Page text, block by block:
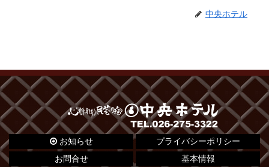
中央ホテル
お知らせ
プライバシーポリシー
お問合せ
基本情報